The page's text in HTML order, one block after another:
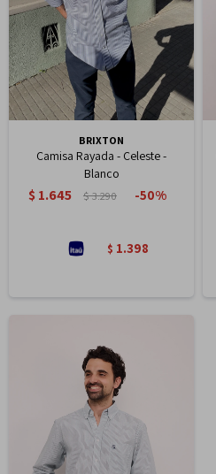
BRIXTON
Camisa Rayada - Celeste -
Blanco
$ 1.645 $3.290 50
$ 1.398